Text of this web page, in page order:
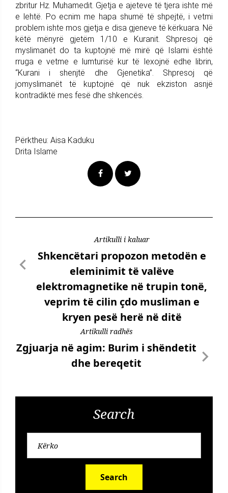
zbritur Hz. Muhamedit. Gjetja e ajeteve të tjera ishte më
e lehtë. Po ecnim me hapa shumë të shpejtë, i vetmi
problem ishte mos gjetja e disa gjeneve të kërkuara. Në
këtë mënyrë gjetëm 1/10 e Kuranit. Shpresoj që
myslimanët do ta kuptojnë më mirë që Islami është
rruga e vetme e lumturisë kur të lexojnë edhe librin,
“Kurani i shenjtë dhe Gjenetika”. Shpresoj që
jomyslimanët të kuptojnë që nuk ekziston asnjë
kontradiktë mes fesë dhe shkencës.
Përktheu: Aisa Kaduku
Drita Islame
Artikulli i kaluar
Shkencëtari propozon metodën e
eleminimit të valëve
elektromagnetike në trupin tonë,
veprim të cilin çdo musliman e
kryen pesë herë në ditë
Artikulli radhës
Zgjuarja në agim: Burim i shëndetit
dhe bereqetit
Search
Search